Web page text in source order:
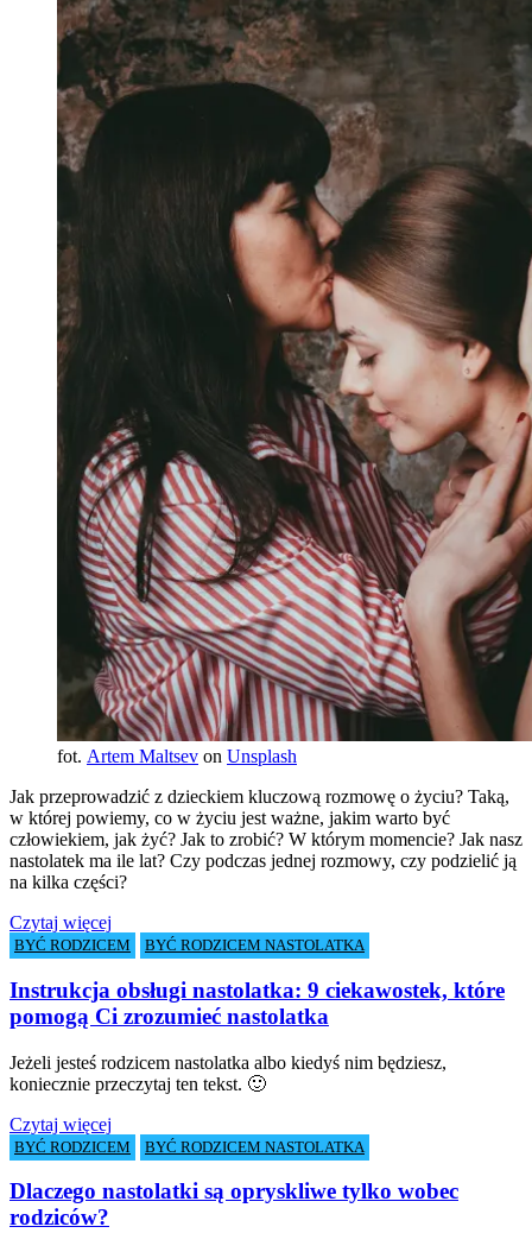
fot. Artem Maltsev on Unsplash
Jak przeprowadzić z dzieckiem kluczową rozmowę o życiu? Taką,
w której powiemy, co w życiu jest ważne, jakim warto być
człowiekiem, jak żyć? Jak to zrobić? W którym momencie? Jak nasz
nastolatek ma ile lat? Czy podczas jednej rozmowy, czy podzielić ją
na kilka części?
Czytaj więcej
BYĆ RODZICEM BYĆ RODZICEM NASTOLATKA
Instrukcja obsługi nastolatka: 9 ciekawostek, które
pomogą Ci zrozumieć nastolatka
Jeżeli jesteś rodzicem nastolatka albo kiedyś nim będziesz,
koniecznie przeczytaj ten tekst. 🙂
Czytaj więcej
BYĆ RODZICEM BYĆ RODZICEM NASTOLATKA
Dlaczego nastolatki są opryskliwe tylko wobec
rodziców?